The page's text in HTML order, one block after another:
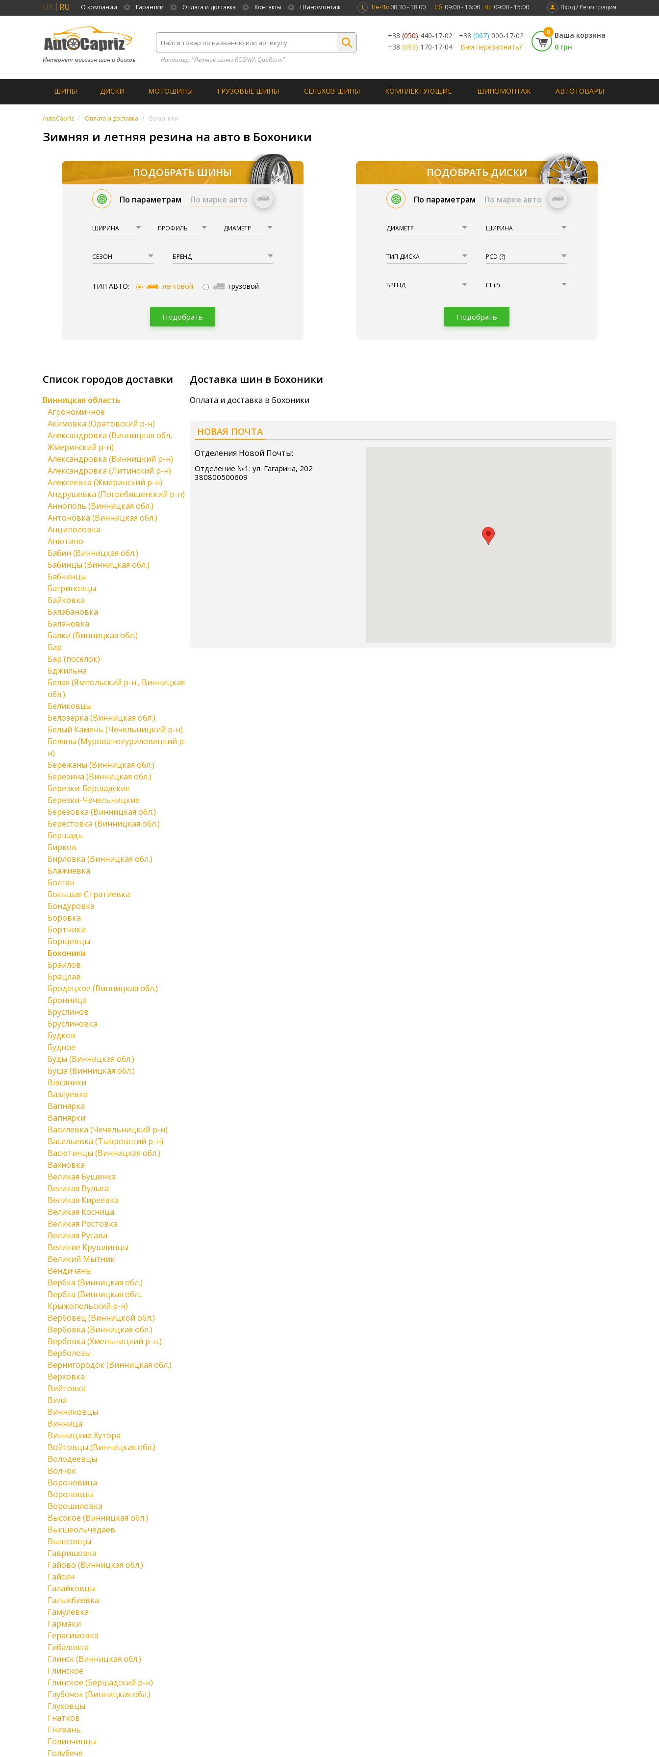
UK RU О компании Гарантии Оплата и доставка Контакты Шиномонтаж Вход / Регистрация
Пн-Пт: 08:30 - 18:00 Сб: 09:00 - 16:00 Вс: 09:00 - 15:00
Интернет-магазин шин и дисков Например, "Летние шины ROSAVA QuaRtum”
+38 (050) 440-17-02 +38 (067) 000-17-02
+38 (093) 170-17-04 Вам перезвонить?
0
Ваша корзина
0 грн
ШИНЫ ДИСКИ МОТОШИНЫ ГРУЗОВЫЕ ШИНЫ СЕЛЬХОЗ ШИНЫ КОМПЛЕКТУЮЩИЕ ШИНОМОНТАЖ АВТОТОВАРЫ
AutoCapriz Оплата и доставка Бохоники
Зимняя и летняя резина на авто в Бохоники
ПОДОБРАТЬ ШИНЫ
По параметрам По марке авто
ШИРИНА ПРОФИЛЬ ДИАМЕТР
СЕЗОН БРЕНД
ТИП АВТО: легковой грузовой
Подобрать
ПОДОБРАТЬ ДИСКИ
По параметрам По марке авто
ДИАМЕТР ШИРИНА
ТИП ДИСКА PCD (?)
БРЕНД ET (?)
Подобрать
Доставка шин в Бохоники
Оплата и доставка в Бохоники
НОВАЯ ПОЧТА
Отделения Новой Почты:
Отделение №1: ул. Гагарина, 202
380800500609
Список городов доставки
Винницкая область
Агрономичное
Акимовка (Оратовский р-н)
Александровка (Винницкая обл,
Жмеринский р-н)
Александровка (Винницкий р-н)
Александровка (Литинский р-н)
Алексеевка (Жмеринский р-н)
Андрушевка (Погребищенский р-н)
Аннополь (Винницкая обл.)
Антоновка (Винницкая обл.)
Анциполовка
Анютино
Бабин (Винницкая обл.)
Бабинцы (Винницкая обл.)
Бабчинцы
Багриновцы
Байковка
Балабановка
Балановка
Балки (Винницкая обл.)
Бар
Бар (поселок)
Бджильна
Белая (Ямпольский р-н., Винницкая
обл.)
Беликовцы
Белозерка (Винницкая обл.)
Белый Камень (Чечельницкий р-н)
Беляны (Мурованокуриловецкий р-
н)
Бережаны (Винницкая обл.)
Березина (Винницкая обл.)
Березки-Бершадские
Березки-Чечельницкие
Березовка (Винницкая обл.)
Берестовка (Винницкая обл.)
Бершадь
Бирков
Бирловка (Винницкая обл.)
Блажиевка
Болган
Большая Стратиевка
Бондуровка
Боровка
Бортники
Борщевцы
Бохоники
Браилов
Брацлав
Бродецкое (Винницкая обл.)
Бронница
Бруслинов
Бруслиновка
Будков
Будное
Буды (Винницкая обл.)
Буша (Винницкая обл.)
Вівсяники
Вазлуевка
Вапнярка
Вапнярки
Василевка (Чечельницкий р-н)
Васильевка (Тывровский р-н)
Васютинцы (Винницкая обл.)
Вахновка
Великая Бушинка
Великая Вулыга
Великая Киреевка
Великая Косница
Великая Ростовка
Великая Русава
Великие Крушлинцы
Великий Мытник
Вендичаны
Вербка (Винницкая обл.)
Вербка (Винницкая обл.,
Крыжопольский р-н)
Вербовец (Винницкой обл.)
Вербовка (Винницкая обл.)
Вербовка (Хмельницкий р-н.)
Верболозы
Вернигородок (Винницкая обл.)
Верховка
Вийтовка
Вила
Винниковцы
Винница
Винницкие Хутора
Войтовцы (Винницкая обл.)
Володеевцы
Волчок
Вороновица
Вороновцы
Ворошиловка
Высокое (Винницкая обл.)
Высшеольчедаев
Вышковцы
Гавришовка
Гайово (Винницкая обл.)
Гайсин
Галайковцы
Гальжбиевка
Гамулевка
Гармаки
Герасимовка
Гибаловка
Глинск (Винницкая обл.)
Глинское
Глинское (Бершадский р-н)
Глубочок (Винницкая обл.)
Глуховцы
Гнатков
Гнивань
Голинчинцы
Голубече